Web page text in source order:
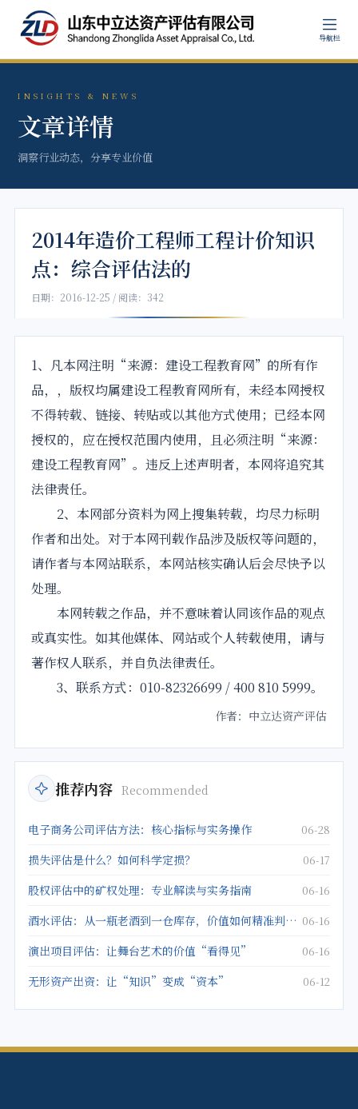
导航栏
INSIGHTS & NEWS
文章详情
洞察行业动态，分享专业价值
2014年造价工程师工程计价知识
点：综合评估法的
日期：2016-12-25 / 阅读：342
1、凡本网注明“来源：建设工程教育网”的所有作
品，，版权均属建设工程教育网所有，未经本网授权
不得转载、链接、转贴或以其他方式使用；已经本网
授权的，应在授权范围内使用，且必须注明“来源：
建设工程教育网”。违反上述声明者，本网将追究其
法律责任。
2、本网部分资料为网上搜集转载，均尽力标明
作者和出处。对于本网刊载作品涉及版权等问题的，
请作者与本网站联系，本网站核实确认后会尽快予以
处理。
本网转载之作品，并不意味着认同该作品的观点
或真实性。如其他媒体、网站或个人转载使用，请与
著作权人联系，并自负法律责任。
3、联系方式：010-82326699 / 400 810 5999。
作者：中立达资产评估
推荐内容 Recommended
电子商务公司评估方法：核心指标与实务操作 06-28
损失评估是什么？如何科学定损？ 06-17
股权评估中的矿权处理：专业解读与实务指南 06-16
酒水评估：从一瓶老酒到一仓库存，价值如何精准判定？ 06-16
演出项目评估：让舞台艺术的价值“看得见” 06-16
无形资产出资：让“知识”变成“资本” 06-12